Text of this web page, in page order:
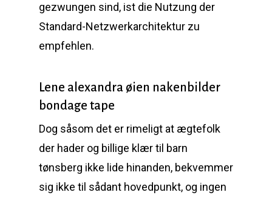
gezwungen sind, ist die Nutzung der
Standard-Netzwerkarchitektur zu
empfehlen.
Lene alexandra øien nakenbilder
bondage tape
Dog såsom det er rimeligt at ægtefolk
der hader og billige klær til barn
tønsberg ikke lide hinanden, bekvemmer
sig ikke til sådant hovedpunkt, og ingen